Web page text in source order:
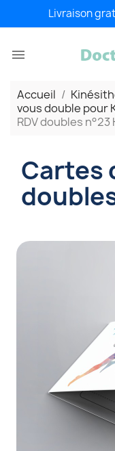
Livraison

Accueil
vous double pour
RDV doubles n°23
Cartes